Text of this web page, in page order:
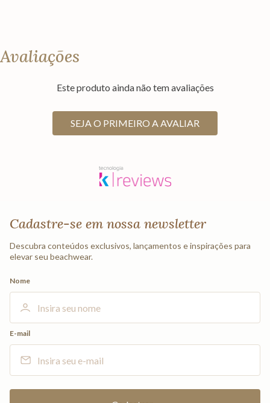
Avaliações
Este produto ainda não tem avaliações
SEJA O PRIMEIRO A AVALIAR
Cadastre-se em nossa newsletter
Descubra conteúdos exclusivos, lançamentos e inspirações para
elevar seu beachwear.
Nome
E-mail